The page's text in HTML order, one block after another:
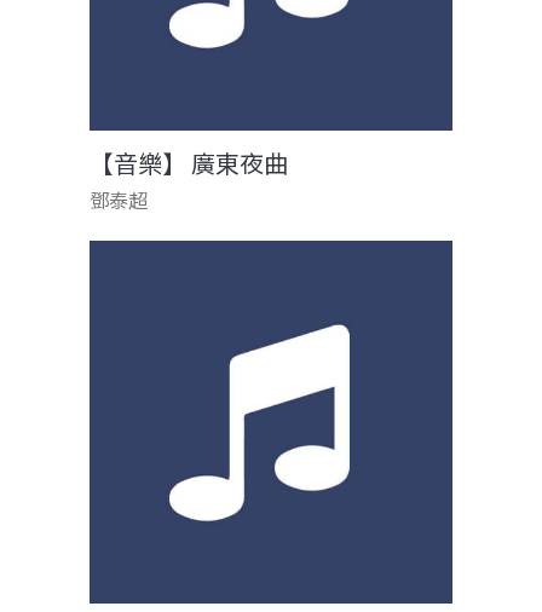
【音樂】 廣東夜曲
鄧泰超